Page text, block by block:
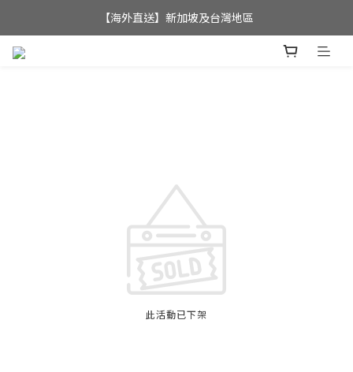
全店滿$350，即可享港澳地區免運費;
【海外直送】新加坡及台灣地區
此活動已下架